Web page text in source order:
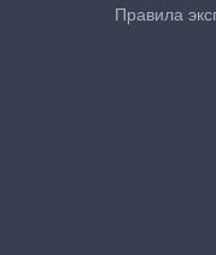
Правила